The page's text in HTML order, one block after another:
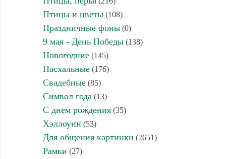
Птицы и цветы(108)
Праздничные фоны(0)
9 мая - День Победы(138)
Новогодние(145)
Пасхальные(176)
Свадебные(85)
Символ года (13)
С днем рождения(35)
Хэллоуин (53)
Для общения картинки (2651)
Рамки (27)